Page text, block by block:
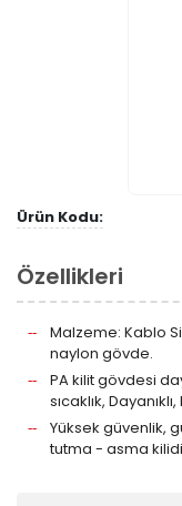
Ürün Kodu:
Özellikleri
Malzeme: Kablo
naylon gövde.
PA kilit gövdesi
sıcaklık,
Yüksek güvenlik,
tutma - asma